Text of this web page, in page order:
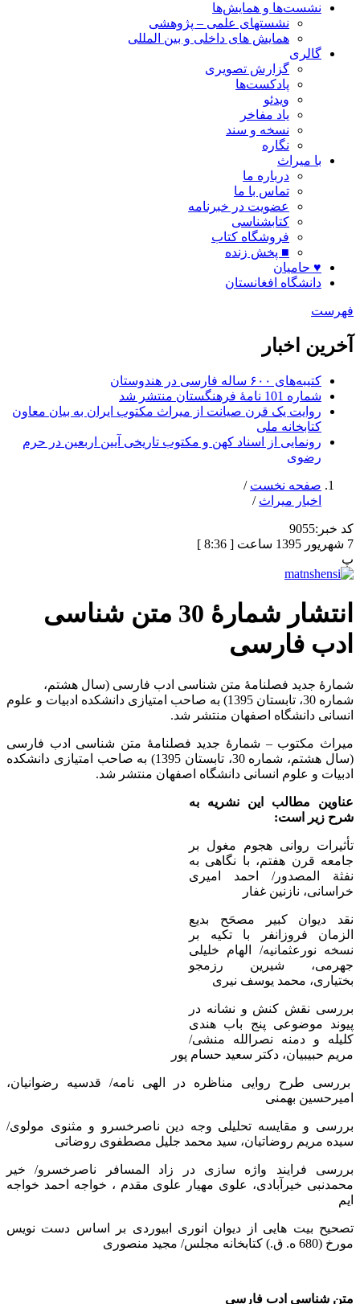
نشست‌ها و همایش‌ها
نشستهای علمی – پژوهشی
همایش های داخلی و بین المللی
گالری
گزارش تصویری
پادکست‌ها
ویدئو
یاد مفاخر
نسخه و سند
نگاره
با میراث
درباره ما
تماس با ما
عضویت در خبرنامه
کتابشناسی
فروشگاه کتاب
■ پخش زنده
♥ حامیان
دانشگاه افغانستان
فهرست
آخرین اخبار
کتیبه‌های ۶۰۰ ساله فارسی در هندوستان
شماره 101 نامۀ فرهنگستان منتشر شد
روایت یک قرن صیانت از میراث مکتوب ایران به بیان معاون
کتابخانه ملی
رونمایی از اسناد کهن و مکتوب تاریخی آیین اربعین در حرم
رضوی
صفحه نخست /
اخبار میراث /
کد خبر:9055
7 شهریور 1395 ساعت [ 8:36 ]
پ
انتشار شمارۀ 30 متن شناسی
ادب فارسی
شمارۀ جدید فصلنامۀ متن شناسی ادب فارسی (سال هشتم،
شماره 30، تابستان 1395) به صاحب امتیازی دانشكده ادبیات و علوم
انسانی دانشگاه اصفهان منتشر شد.
میراث مکتوب – شمارۀ جدید فصلنامۀ متن شناسی ادب فارسی
(سال هشتم، شماره 30، تابستان 1395) به صاحب امتیازی دانشكده
ادبیات و علوم انسانی دانشگاه اصفهان منتشر شد.
عناوین مطالب این نشریه به
شرح زیر است:
تأثیرات روانی هجوم مغول بر
جامعه قرن هفتم، با نگاهی به
نفثة المصدور/
احمد امیری
خراسانی، نازنین غفار
نقد دیوان كبیر مصحَح بدیع
الزمان فروزانفر با تكیه بر
نسخه نورعثمانیه/ الهام خلیلی
جهرمی، شیرین رزمجو
بختیاری، محمد یوسف نیری
بررسی نقش كنش و نشانه در
پیوند موضوعی پنج باب هندی
كلیله و دمنه نصرالله منشی/
مریم حبیبیان، دكتر سعید حسام پور
بررسی طرح روایی مناظره در الهی نامه/ قدسیه رضوانیان،
امیرحسین بهمنی
بررسی و مقایسه تحلیلی وجه دین ناصرخسرو و مثنوی مولوی/
سیده مریم روضاتیان، سید محمد جلیل مصطفوی روضاتی
بررسی فرایند واژه سازی در زاد المسافر ناصرخسرو/ خیر
محمدنبی خیرآبادی، علوی مهیار علوی مقدم ، خواجه احمد خواجه
ایم
تصحیح بیت هایی از دیوان انوری ابیوردی بر اساس دست نویس
مورخ (680 ه. ق.) كتابخانه مجلس/ مجید منصوری
متن شناسی ادب فارسی